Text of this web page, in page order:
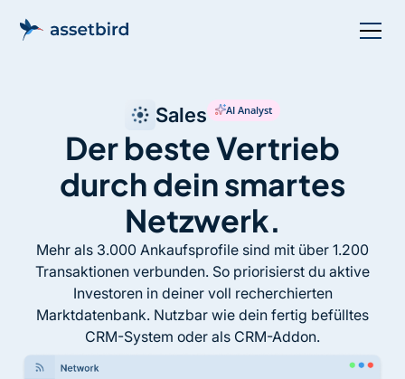
Sales AI Analyst
Der beste Vertrieb
durch dein smartes
Netzwerk.
Mehr als 3.000 Ankaufsprofile sind mit über 1.200
Transaktionen verbunden. So priorisierst du aktive
Investoren in deiner voll recherchierten
Marktdatenbank. Nutzbar wie dein fertig befülltes
CRM-System oder als CRM-Addon.